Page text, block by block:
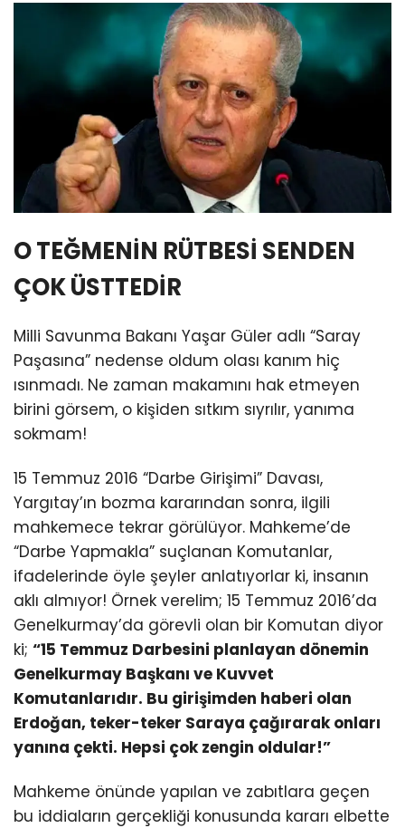
O TEĞMENİN RÜTBESİ SENDEN
ÇOK ÜSTTEDİR
Milli Savunma Bakanı Yaşar Güler adlı “Saray
Paşasına” nedense oldum olası kanım hiç
ısınmadı. Ne zaman makamını hak etmeyen
birini görsem, o kişiden sıtkım sıyrılır, yanıma
sokmam!
15 Temmuz 2016 “Darbe Girişimi” Davası,
Yargıtay’ın bozma kararından sonra, ilgili
mahkemece tekrar görülüyor. Mahkeme’de
“Darbe Yapmakla” suçlanan Komutanlar,
ifadelerinde öyle şeyler anlatıyorlar ki, insanın
aklı almıyor! Örnek verelim; 15 Temmuz 2016’da
Genelkurmay’da görevli olan bir Komutan diyor
ki; “15 Temmuz Darbesini planlayan dönemin
Genelkurmay Başkanı ve Kuvvet
Komutanlarıdır. Bu girişimden haberi olan
Erdoğan, teker-teker Saraya çağırarak onları
yanına çekti. Hepsi çok zengin oldular!”
Mahkeme önünde yapılan ve zabıtlara geçen
bu iddiaların gerçekliği konusunda kararı elbette